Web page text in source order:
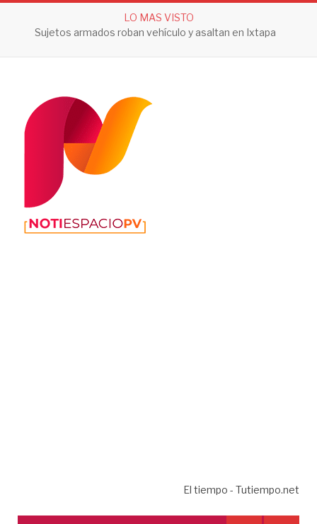
LO MAS VISTO
Sujetos armados roban vehículo y asaltan en Ixtapa
El tiempo - Tutiempo.net